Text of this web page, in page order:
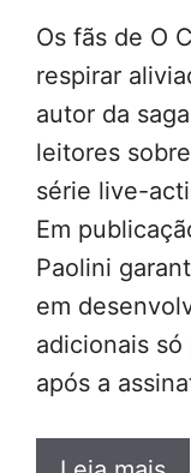
Os fãs de O
respirar
autor da
leitores
série live-
Em
Paolini
em
adicionais
após a